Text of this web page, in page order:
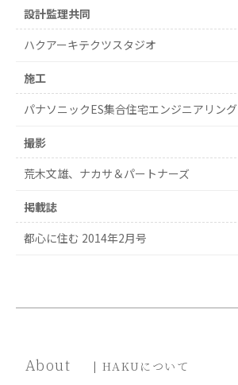
設計監理共同
ハクアーキテクツスタジオ
施工
パナソニックES集合住宅エンジニアリング
撮影
荒木文雄、ナカサ＆パートナーズ
掲載誌
都心に住む 2014年2月号
About | HAKUについて